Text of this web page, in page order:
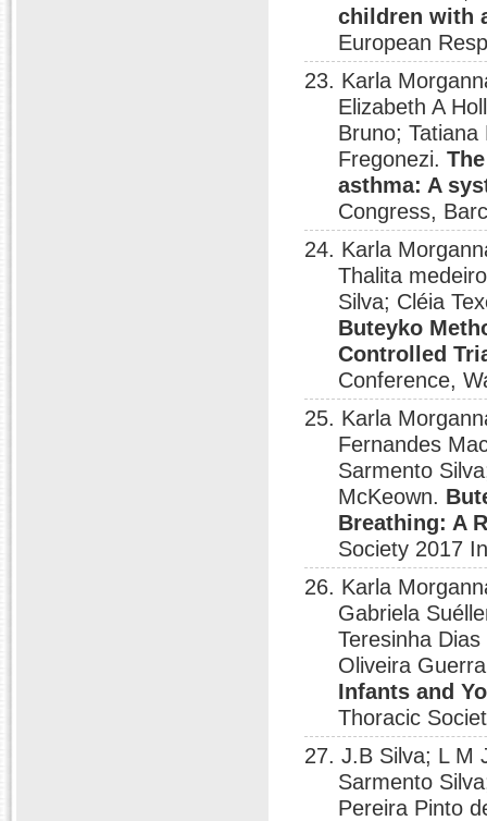
children with
European
23. Karla
Elizabeth A
Bruno;
Fregonezi.
asthma: A
Congress,
24. Karla
Thalita
Silva; Cléia
Buteyko
Controlled
Conference,
25. Karla
Fernandes
Sarmento
McKeown.
Breathing: A
Society 2017
26. Karla
Gabriela
Teresinha
Oliveira
Infants and
Thoracic
27. J.B Silva; L M
Sarmento
Pereira Pinto